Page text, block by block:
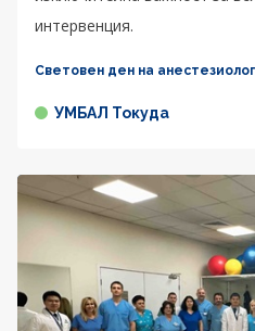
интервенция.
Световен ден на
УМБАЛ Токуда